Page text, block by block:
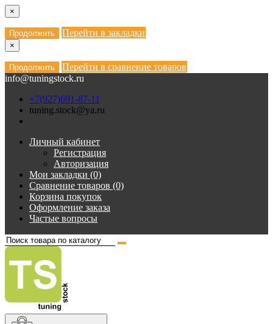
×
Продолжить Перейти в закладки
×
Продолжить
Перейти в сравнение товаров
info@tuningstock.ru
+7(927)691-87-11
tuning.stock@ya.ru
Личный кабинет
Регистрация
Авторизация
Мои закладки (0)
Сравнение товаров (0)
Корзина покупок
Оформление заказа
Частые вопросы